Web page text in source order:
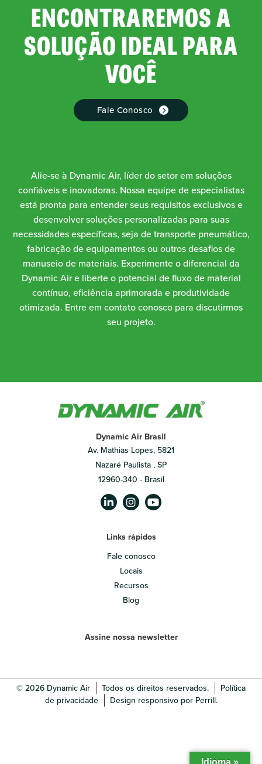
ENCONTRAREMOS A
SOLUÇÃO IDEAL PARA
VOCÊ
Fale Conosco
Alie-se à Dynamic Air, líder do setor em soluções
confiáveis e inovadoras. Nossa equipe de especialistas
está pronta para entender seus requisitos exclusivos e
desenvolver soluções personalizadas para suas
necessidades específicas, seja de transporte pneumático,
fabricação de equipamentos ou outros desafios de
manuseio de materiais. Experimente o diferencial da
Dynamic Air e liberte o potencial de fluxo de material
contínuo, eficiência aprimorada e produtividade
otimizada. Entre em contato conosco para discutirmos
seu projeto.
Dynamic Air Brasil
Av. Mathias Lopes, 5821
Nazaré Paulista , SP
12960-340 - Brasil
Links rápidos
Fale conosco
Locais
Recursos
Blog
Assine nossa newsletter
© 2026 Dynamic Air Todos os direitos reservados.
Política
de privacidade
Design responsivo por Perrill.
Idioma »